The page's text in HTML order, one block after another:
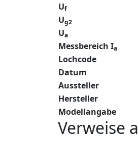
Uf
Ug2
Ua
Messbereich Ia
Lochcode
Datum
Aussteller
Hersteller
Modellangabe
Verweise